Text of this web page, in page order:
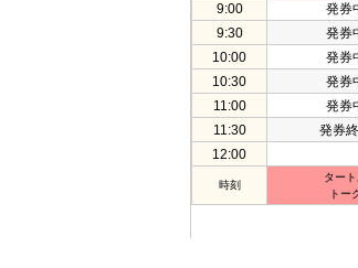
9:00 発券
9:30
発券
10:00
発券
10:30
発券
11:00
発券
11:30
発券
12:00
時刻
ター
トー